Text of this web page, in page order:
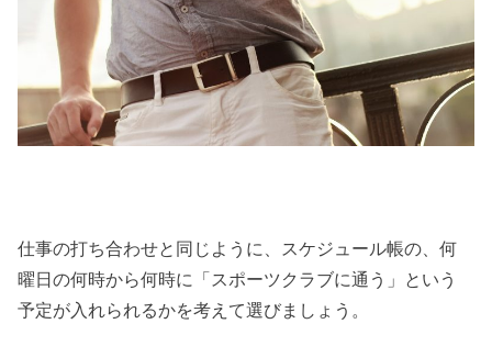
仕事の打ち合わせと同じように、スケジュール帳の、何
曜日の何時から何時に「スポーツクラブに通う」という
予定が入れられるかを考えて選びましょう。